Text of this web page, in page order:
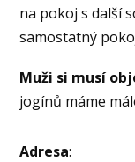
na pokoj s další
samostatný
Muži si musí
jogínů máme
Adresa: